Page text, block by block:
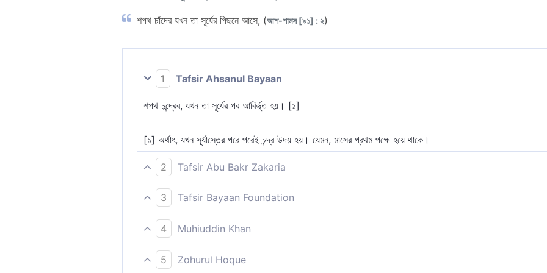
শপথ চাঁদের যখন তা সূর্যের পিছনে আসে, (আশ-শামস [৯১] : ২)
1 Tafsir Ahsanul Bayaan
শপথ চন্দ্রের, যখন তা সূর্যের পর আবির্ভূত হয়। [১]
[১] অর্থাৎ, যখন সূর্যাস্তের পরে পরেই চন্দ্র উদয় হয়। যেমন, মাসের প্রথম পক্ষে হয়ে থাকে।
2 Tafsir Abu Bakr Zakaria
শপথ চাঁদের, যখন তা সূর্যের পর আবির্ভূত হয় [১] ,
[১] অর্থাৎ শপথ চন্দ্রের যখন তা সূর্যের অনুসরণ করে, সূর্যের পর আসে। এর অর্থ এই হতে পারে যে, যখন চন্দ্র সূর্যাস্তের পরপরেই
তখন চন্দ্র প্রায় পরিপূর্ণ অবস্থায় থাকে। [কুরতুবী]
3 Tafsir Bayaan Foundation
কসম চাঁদের, যখন তা সূর্যের অনুগামী হয়।
4 Muhiuddin Khan
শপথ চন্দ্রের যখন তা সূর্যের পশ্চাতে আসে,
5 Zohurul Hoque